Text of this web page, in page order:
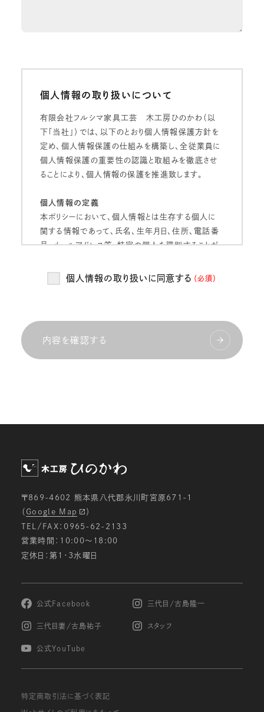
個人情報の取り扱いについて
有限会社フルシマ家具工芸 木工房ひのかわ（以
下「当社」）では、以下のとおり個人情報保護方針を
定め、個人情報保護の仕組みを構築し、全従業員に
個人情報保護の重要性の認識と取組みを徹底させ
ることにより、個人情報の保護を推進致します。
個人情報の定義
本ポリシーにおいて、個人情報とは生存する個人に
関する情報であって、氏名、生年月日、住所、電話番
号、メールアドレス等、特定の個人を識別することが
ざん・漏洩などを防止するため、セキュリティシステム
の維持・管理体制の整備・社員教育の徹底等の必要
な措置を講じ、安全対策を実施し個人情報の厳重な
メールマガジン等の配信、セミナーやイベントのご
電子メールでの問い合わせへの対応のため。
ご注文いただいた商品の発送のため。
お申し込みいただいたサービス等の提供のため。
個人情報の第三者への開示・提供の禁止
管理し、次のいずれかに該当する場合を除き、個人
情報を第三者に開示致しません。
お客様が希望されるサービスを行なうために当社
当社は、個人情報の正確性及び安全性確保のため
個人情報の取り扱いに同意する （必須）
内容を確認する
〒869-4602 熊本県八代郡氷川町宮原671-1
（ Google Map
）
TEL/FAX：0965-62-2133
営業時間：10:00〜18:00
定休日：第1・3水曜日
公式Facebook 三代目/古島隆一
三代目妻/古島祐子 スタッフ
公式YouTube
特定商取引法に基づく表記